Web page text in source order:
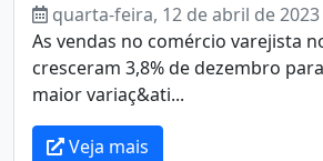
quarta-feira, 12 de abril de 2023
As vendas no comércio varejista
cresceram 3,8% de dezembro
maior variaç&ati...
Veja mais